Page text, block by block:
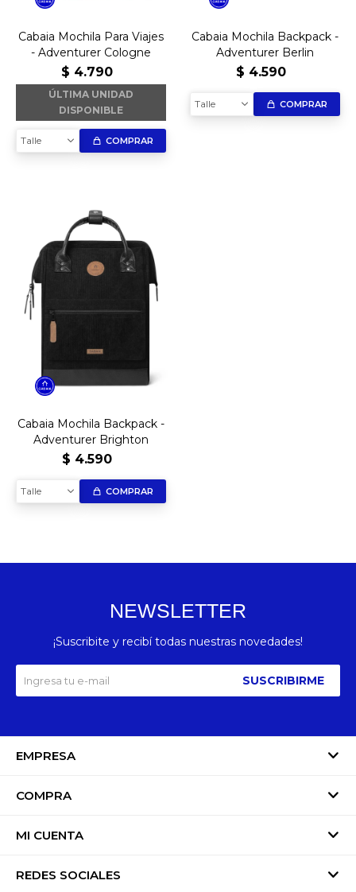
Cabaia Mochila Para Viajes
- Adventurer Cologne
$ 4.790
ÚLTIMA UNIDAD
DISPONIBLE
Talle COMPRAR
Cabaia Mochila Backpack -
Adventurer Berlin
$ 4.590
Talle COMPRAR
Cabaia Mochila Backpack -
Adventurer Brighton
$ 4.590
Talle COMPRAR
EMPRESA
COMPRA
MI CUENTA
REDES SOCIALES
NEWSLETTER
¡Suscribite y recibí todas nuestras novedades!
SUSCRIBIRME